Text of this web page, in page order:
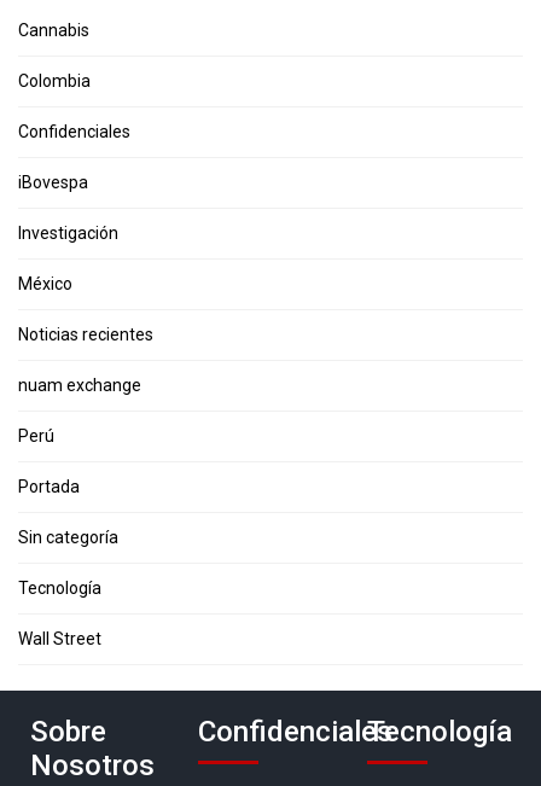
Cannabis
Colombia
Confidenciales
iBovespa
Investigación
México
Noticias recientes
nuam exchange
Perú
Portada
Sin categoría
Tecnología
Wall Street
Sobre
Nosotros
ConfidencialesTecnología